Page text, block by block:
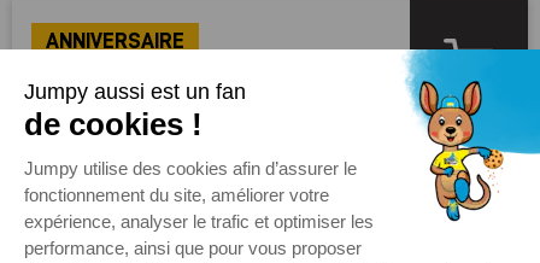
ANNIVERSAIRE
Dès 3 ans
CHOISIR